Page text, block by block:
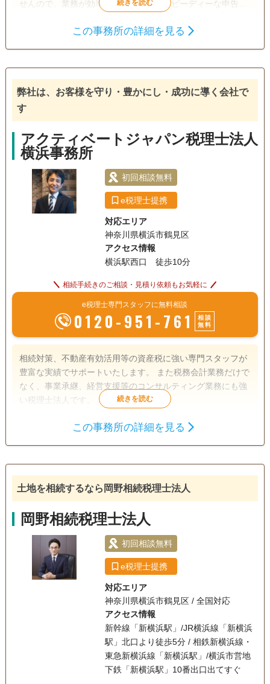
せんので、業務が効率化されており、スピーディーな申告を
有しますので、土地評価の見立てだけでなく、金融・保険の
ます。 ☆税務調査対策に有効といわれている書面添付制度に
で、ご要望に沿った申告ができます。 ☆令和5年には相鉄線
利になります。 ☆事務所設立の趣旨に鑑み相続人間での係争
案件はお取り扱いしていません。
生前贈与
戸籍収集 相続税対策 相続人調査
電話相談可
18時以降相談可 オンライン面談可 事務所面談可
この事務所の詳細を見る
弊社は、お客様を守り・豊かにし・成功に導く会社で
す
アクティベートジャパン税理士法人
横浜事務所
初回相談無料
e税理士提携
対応エリア
神奈川県横浜市鶴見区
アクセス情報
横浜駅西口 徒歩10分
相続手続きのご相談・見積り依頼もお気軽に
e税理士専門スタッフに無料相談
0120-951-761
相談
無料
相続対策、不動産有効活用等の資産税に強い専門スタッフが
豊富な実績でサポートいたします。 また税務会計業務だけで
なく、事業承継、経営支援等のコンサルティング業務にも強
い税理士法人です。
生前贈与
相続税対策 相続人調査
この事務所の詳細を見る
土地を相続するなら岡野相続税理士法人
岡野相続税理士法人
初回相談無料
e税理士提携
対応エリア
神奈川県横浜市鶴見区 / 全国対応
アクセス情報
新幹線「新横浜駅」/JR横浜線「新横浜
駅」北口より徒歩5分 / 相鉄新横浜線・
東急新横浜線「新横浜駅」/横浜市営地
下鉄「新横浜駅」10番出口出てすぐ